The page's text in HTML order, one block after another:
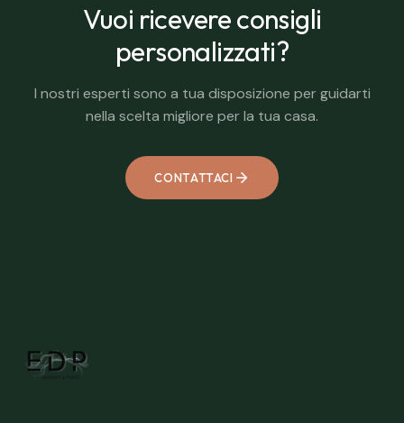
Vuoi ricevere consigli
personalizzati?
I nostri esperti sono a tua disposizione per guidarti
nella scelta migliore per la tua casa.
CONTATTACI